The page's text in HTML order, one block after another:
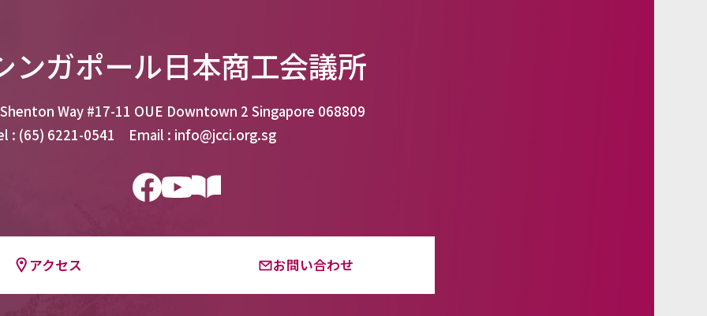
ンガポール日本商工会議所
Way #17-11 OUE Downtown 2 Singapore 068809
: (65) 6221-0541 Email : info@jcci.org.sg
アクセス お問い合わせ